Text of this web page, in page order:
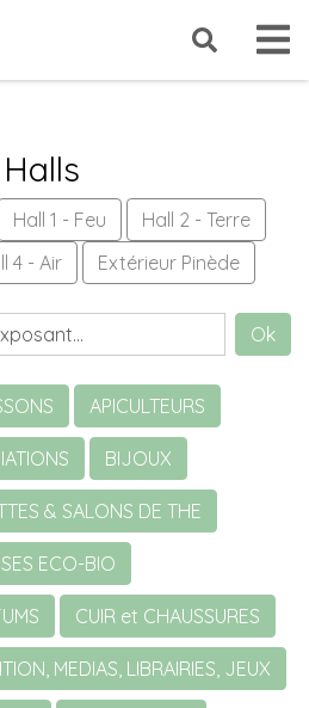
Halls
Hall 1 - Feu
Hall 2 - Terre
4 - Air Extérieur Pinède
Ok
APICULTEURS
BIJOUX
& SALONS DE THE
ECO-BIO
CUIR et CHAUSSURES
MEDIAS, LIBRAIRIES, JEUX